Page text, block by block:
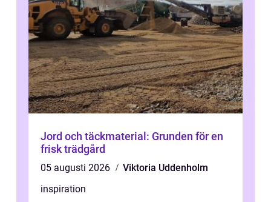
Jord och täckmaterial: Grunden för en
frisk trädgård
05 augusti 2026
Viktoria Uddenholm
inspiration